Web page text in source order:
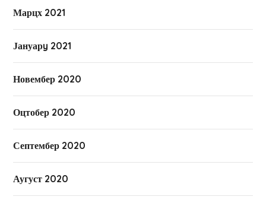
Марцх 2021
Јануарy 2021
Новембер 2020
Оцтобер 2020
Септембер 2020
Аугуст 2020